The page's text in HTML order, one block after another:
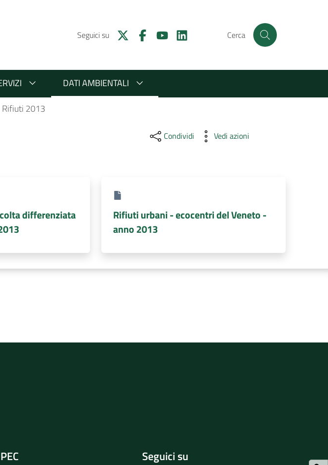
Seguici su Cerca
DATI AMBIENTALI
Rifiuti 2013
Condividi Vedi azioni
differenziata
Rifiuti urbani - ecocentri del Veneto -
anno 2013
PEC Seguici su